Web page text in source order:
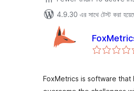
4.9.30 এর সাথে টেস্ট করা
FoxMetrics is software that